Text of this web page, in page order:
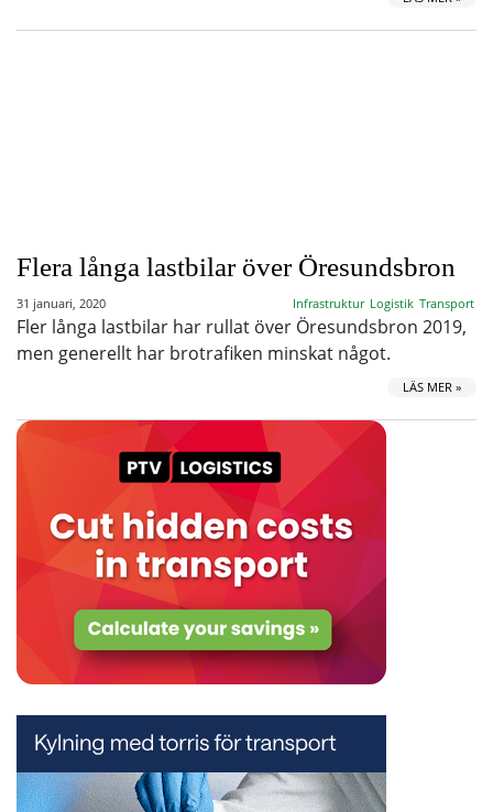
Flera långa lastbilar över Öresundsbron
31 januari, 2020 Infrastruktur Logistik Transport
Fler långa lastbilar har rullat över Öresundsbron 2019,
men generellt har brotrafiken minskat något.
LÄS MER »